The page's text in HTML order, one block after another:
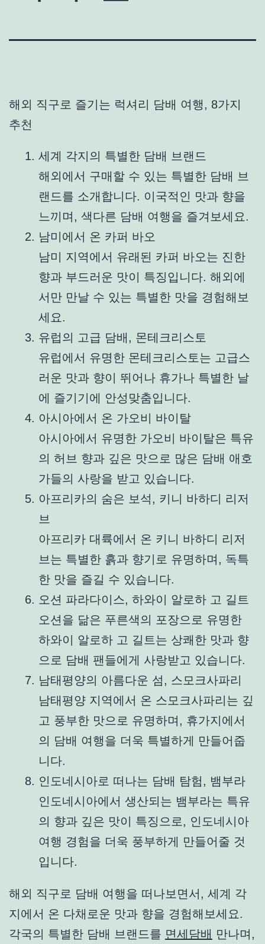
해외 직구로 즐기는 럭셔리 담배 여행, 8가지
추천
세계 각지의 특별한 담배 브랜드
해외에서 구매할 수 있는 특별한 담배 브
랜드를 소개합니다. 이국적인 맛과 향을
느끼며, 색다른 담배 여행을 즐겨보세요.
남미에서 온 카퍼 바오
남미 지역에서 유래된 카퍼 바오는 진한
향과 부드러운 맛이 특징입니다. 해외에
서만 만날 수 있는 특별한 맛을 경험해보
세요.
유럽의 고급 담배, 몬테크리스토
유럽에서 유명한 몬테크리스토는 고급스
러운 맛과 향이 뛰어나 휴가나 특별한 날
에 즐기기에 안성맞춤입니다.
아시아에서 온 가오비 바이탈
아시아에서 유명한 가오비 바이탈은 특유
의 허브 향과 깊은 맛으로 많은 담배 애호
가들의 사랑을 받고 있습니다.
아프리카의 숨은 보석, 키니 바하디 리저
브
아프리카 대륙에서 온 키니 바하디 리저
브는 특별한 흙과 향기로 유명하며, 독특
한 맛을 즐길 수 있습니다.
오션 파라다이스, 하와이 알로하 고 길트
오션을 닮은 푸른색의 포장으로 유명한
하와이 알로하 고 길트는 상쾌한 맛과 향
으로 담배 팬들에게 사랑받고 있습니다.
남태평양의 아름다운 섬, 스모크사파리
남태평양 지역에서 온 스모크사파리는 깊
고 풍부한 맛으로 유명하며, 휴가지에서
의 담배 여행을 더욱 특별하게 만들어줍
니다.
인도네시아로 떠나는 담배 탐험, 뱀부라
인도네시아에서 생산되는 뱀부라는 특유
의 향과 깊은 맛이 특징으로, 인도네시아
여행 경험을 더욱 풍부하게 만들어줄 것
입니다.
해외 직구로 담배 여행을 떠나보면서, 세계 각
지에서 온 다채로운 맛과 향을 경험해보세요.
각국의 특별한 담배 브랜드를 면세담배 만나며,